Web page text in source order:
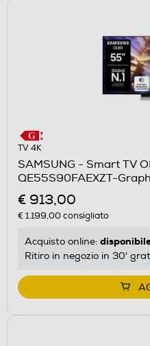
TV 4K
SAMSUNG - Smart TV
QE55S90FAEXZT-
€ 913,00
€ 1.199,00consigliato
Acquisto online:
Ritiro in negozio in 30'